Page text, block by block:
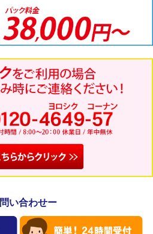
い合わせー